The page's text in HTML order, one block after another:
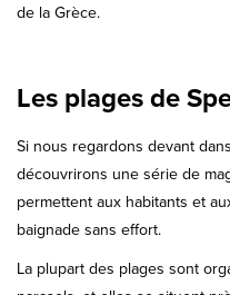
de la Grèce.
Les plages de
Si nous regardons devant
découvrirons une série de
permettent aux habitants et
baignade sans effort.
La plupart des plages sont